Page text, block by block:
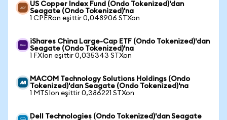
US Copper Index Fund (Ondo Tokenized)'dan
Seagate (Ondo Tokenized)'na
1 CPERon eşittir 0,048906 STXon
iShares China Large-Cap ETF (Ondo Tokenized)'dan
Seagate (Ondo Tokenized)'na
1 FXIon eşittir 0,035343 STXon
MACOM Technology Solutions Holdings (Ondo
Tokenized)'dan Seagate (Ondo Tokenized)'na
1 MTSIon eşittir 0,386221 STXon
Dell Technologies (Ondo Tokenized)'dan Seagate